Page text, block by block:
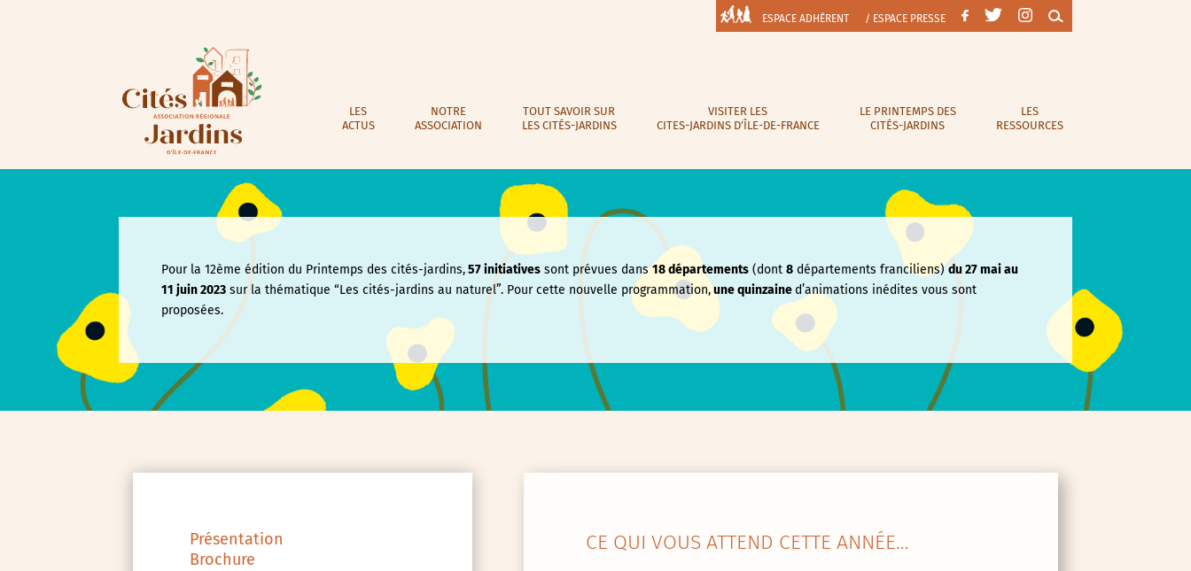
ESPACE ADHÉRENT / ESPACE PRESSE
LES
ACTUS
NOTRE
ASSOCIATION
TOUT SAVOIR SUR
LES CITÉS-JARDINS
VISITER LES
CITES-JARDINS D’ÎLE-DE-FRANCE
LE PRINTEMPS DES
CITÉS-JARDINS
LES
RESSOURCES
Pour la 12ème édition du Printemps des cités-jardins,57 initiatives sont prévues dans18 départements (dont8 départements franciliens)du 27 mai au
11 juin2023 sur la thématique “Les cités-jardins au naturel”. Pour cette nouvelle programmation,une quinzaine d’animations inédites vous sont
proposées.
Présentation
Brochure
CE QUI VOUS ATTEND CETTE ANNÉE…